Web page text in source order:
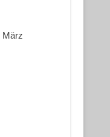
März